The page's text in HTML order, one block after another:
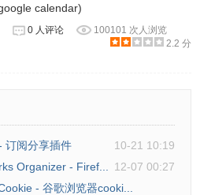
calendar)
0 人评论
100101 次人浏览
2.2 分
订阅分享插件
10-21 10:19
Organizer - Firef...
12-07 00:27
- 谷歌浏览器cooki...